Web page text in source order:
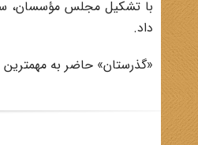
داد.
«گذرستان» حاضر به